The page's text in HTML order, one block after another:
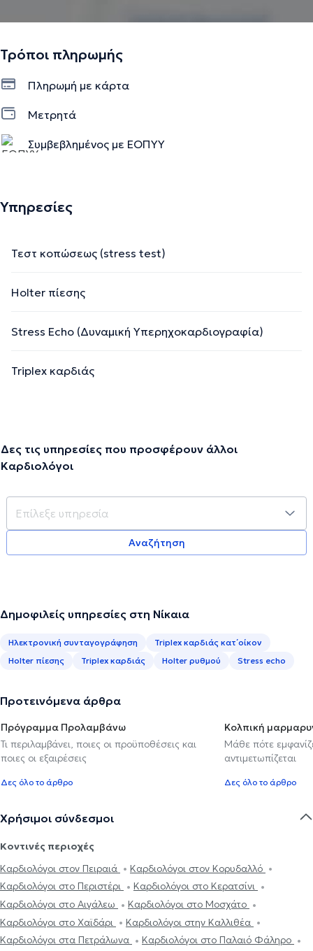
Τρόποι πληρωμής
Πληρωμή με κάρτα
Μετρητά
Συμβεβλημένος με ΕΟΠΥΥ
Υπηρεσίες
Τεστ κοπώσεως (stress test)
Holter πίεσης
Stress Echo (Δυναμική Υπερηχοκαρδιογραφία)
Triplex καρδιάς
Δες τις υπηρεσίες που προσφέρουν άλλοι
Καρδιολόγοι
Αναζήτηση
Δημοφιλείς υπηρεσίες στη Νίκαια
Ηλεκτρονική συνταγογράφηση
Triplex καρδιάς κατ΄οίκον
Holter πίεσης
Triplex καρδιάς Holter ρυθμού Stress echo
Προτεινόμενα άρθρα
Πρόγραμμα Προλαμβάνω
Τι περιλαμβάνει, ποιες οι προϋποθέσεις και
ποιες οι εξαιρέσεις
Δες όλο το άρθρο
Κολπική
Μάθε πότε
αντιμετωπίζεται
Δες όλο το άρθρο
Χρήσιμοι σύνδεσμοι
Κοντινές περιοχές
Καρδιολόγοι στον Πειραιά
Καρδιολόγοι στον Κορυδαλλό
Καρδιολόγοι στο Περιστέρι
Καρδιολόγοι στο Κερατσίνι
Καρδιολόγοι στο Αιγάλεω
Καρδιολόγοι στο Μοσχάτο
Καρδιολόγοι στο Χαϊδάρι
Καρδιολόγοι στην Καλλιθέα
Καρδιολόγοι στα Πετράλωνα
Καρδιολόγοι στο Παλαιό Φάληρο